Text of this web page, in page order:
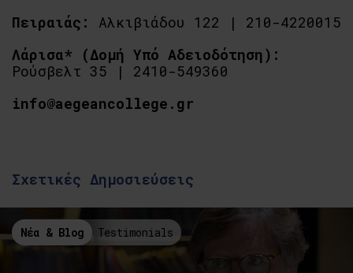
Πειραιάς:
Αλκιβιάδου 122 | 210-4220015
Λάρισα* (Δομή Υπό Αδειοδότηση):
Ρούσβελτ 35 | 2410-549360
info@aegeancollege.gr
Σχετικές Δημοσιεύσεις
Νέα & Blog Testimonials